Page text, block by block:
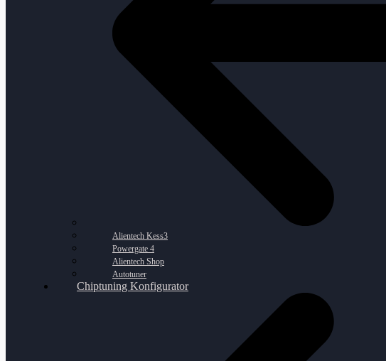
Alientech Kess3
Powergate 4
Alientech Shop
Autotuner
Chiptuning Konfigurator